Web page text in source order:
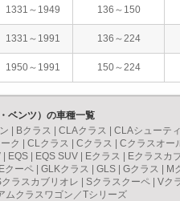
1331～1949 136～150
1331～1991 136～224
1950～1991 150～224
ベンツ）の車種一覧
Bクラス CLAクラス
CLAシューテ
ク CLクラス Cクラス
Cクラスオー
EQS EQS SUV Eクラス
Eクラスカ
クーペ GLKクラス GLS Gクラス
M
ラスカブリオレ Sクラスクーペ
Vク
ムクラスワゴン／Tシリーズ